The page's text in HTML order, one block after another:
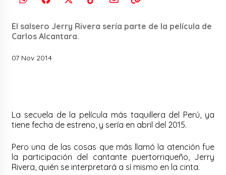
El salsero Jerry Rivera sería parte de la película de
Carlos Alcantara.
07 Nov 2014
La secuela de la película más taquillera del Perú, ya
tiene fecha de estreno, y sería en abril del 2015.
Pero una de las cosas que más llamó la atención fue
la participación del cantante puertorriqueño, Jerry
Rivera, quién se interpretará a sí mismo en la cinta.